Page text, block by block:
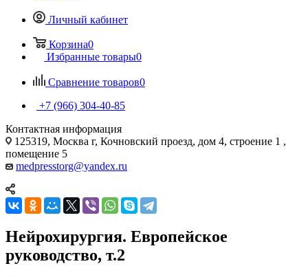
Личный кабинет
Корзина0
Избранные товары0
Сравнение товаров0
+7 (966) 304-40-85
Контактная информация
125319, Москва г, Кочновский проезд, дом 4, строение 1 ,
помещение 5
medpresstorg@yandex.ru
Нейрохирургия. Европейское
руководство, т.2